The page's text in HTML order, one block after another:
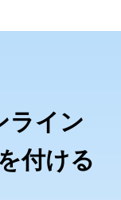
ライン
付ける